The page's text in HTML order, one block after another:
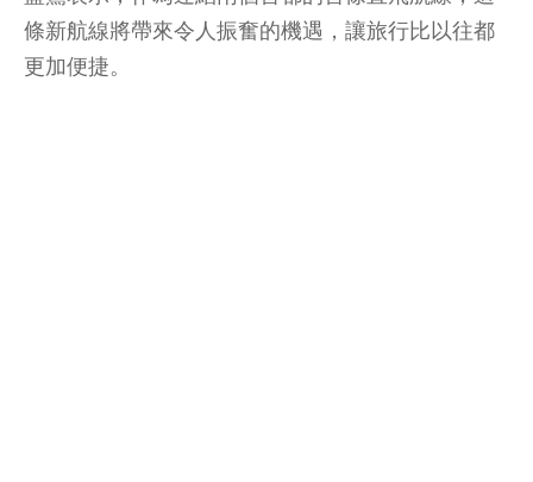
條新航線將帶來令人振奮的機遇，讓旅行比以往都
更加便捷。